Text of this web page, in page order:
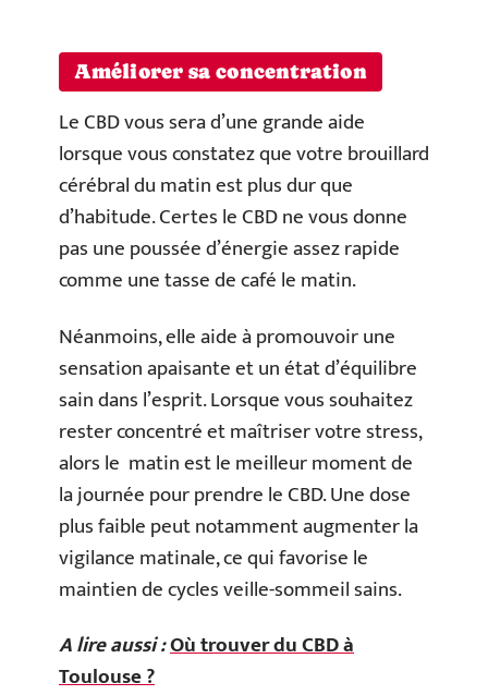
Améliorer sa concentration
Le CBD vous sera d’une grande aide
lorsque vous constatez que votre brouillard
cérébral du matin est plus dur que
d’habitude. Certes le CBD ne vous donne
pas une poussée d’énergie assez rapide
comme une tasse de café le matin.
Néanmoins, elle aide à promouvoir une
sensation apaisante et un état d’équilibre
sain dans l’esprit. Lorsque vous souhaitez
rester concentré et maîtriser votre stress,
alors le matin est le meilleur moment de
la journée pour prendre le CBD. Une dose
plus faible peut notamment augmenter la
vigilance matinale, ce qui favorise le
maintien de cycles veille-sommeil sains.
A lire aussi :Où trouver du CBD à
Toulouse ?